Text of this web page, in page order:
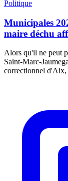
Politique
Municipales
maire déchu
Alors qu'il ne peut
Saint-Marc-
correctionnel d'Aix,